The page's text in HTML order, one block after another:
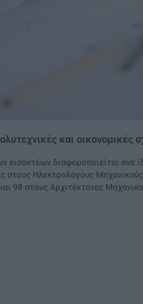
και οικονομικές
εισακτέων διαφοροποιείται ανά
στους Ηλεκτρολόγους
98 στους Αρχιτέκτονες